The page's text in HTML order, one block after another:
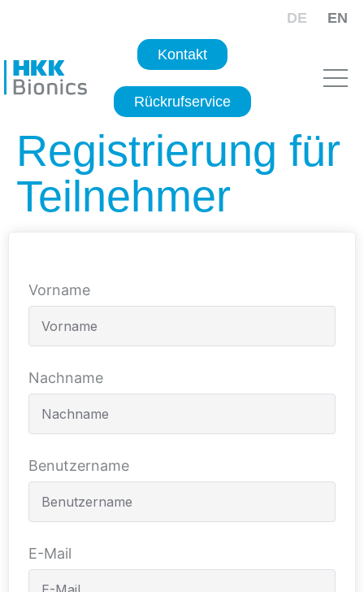
DE EN
Kontakt
Rückrufservice
Registrierung für
Teilnehmer
Vorname
Nachname
Benutzername
E-Mail